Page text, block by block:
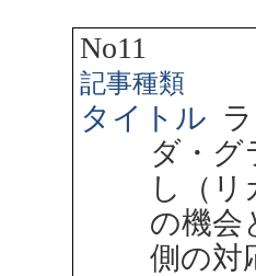
No11
記事種類
タイトル
ダ・グ
し（
の機会
側の対